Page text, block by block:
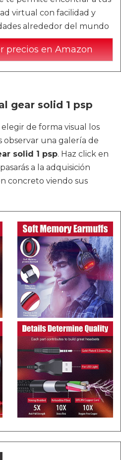
virtual con facilidad y
alrededor del mundo
precios en Amazon
gear solid 1 psp
de forma visual los
una galería de
solid 1 psp. Haz click en
a la adquisición
concreto viendo sus